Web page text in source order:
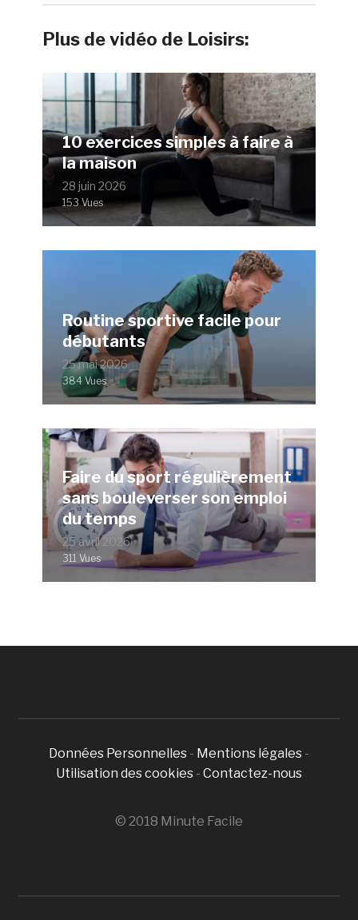
Plus de vidéo de Loisirs:
10 exercices simples à faire à
la maison
28 juin 2026
153 Vues
Routine sportive facile pour
débutants
25 mai 2026
384 Vues
Faire du sport régulièrement
sans bouleverser son emploi
du temps
25 avril 2026
311 Vues
Données Personnelles - Mentions légales -
Utilisation des cookies - Contactez-nous
© 2018 Minute Facile